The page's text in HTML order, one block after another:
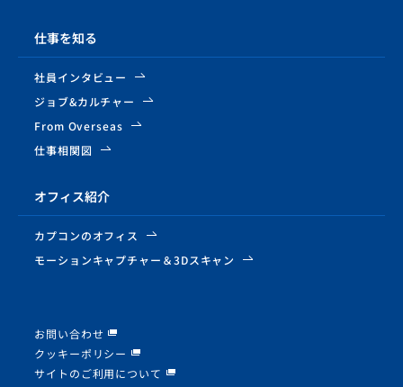
仕事を知る
社員インタビュー
ジョブ&カルチャー
From Overseas
仕事相関図
オフィス紹介
カプコンのオフィス
モーションキャプチャー ＆3Dスキャン
お問い合わせ
クッキーポリシー
サイトのご利用について